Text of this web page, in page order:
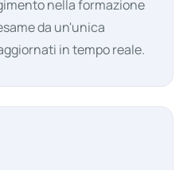
nella formazione
da un'unica
in tempo reale.